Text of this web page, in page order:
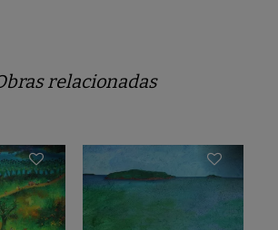
relacionadas